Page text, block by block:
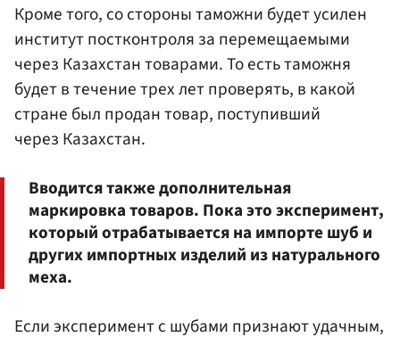
Кроме того, со стороны таможни будет усилен
институт постконтроля за перемещаемыми
через Казахстан товарами. То есть таможня
будет в течение трех лет проверять, в какой
стране был продан товар, поступивший
через Казахстан.
Вводится также дополнительная
маркировка товаров. Пока это эксперимент,
который отрабатывается на импорте шуб и
других импортных изделий из натурального
меха.
Если эксперимент с шубами признают удачным,